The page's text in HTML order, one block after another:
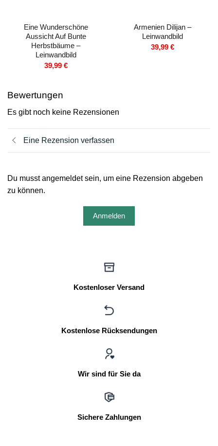
Eine Wunderschöne
Aussicht Auf Bunte
Herbstbäume –
Leinwandbild
39,99 €
Armenien Dilijan –
Leinwandbild
39,99 €
Bewertungen
Es gibt noch keine Rezensionen
Eine Rezension verfassen
Du musst angemeldet sein, um eine Rezension abgeben
zu können.
Anmelden
Kostenloser Versand
Kostenlose Rücksendungen
Wir sind für Sie da
Sichere Zahlungen